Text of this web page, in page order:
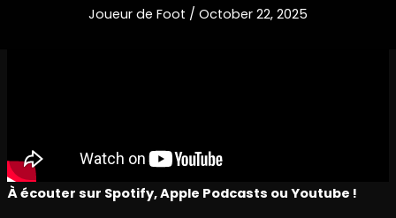
Joueur de Foot / October 22, 2025
À écouter sur Spotify, Apple Podcasts ou Youtube !